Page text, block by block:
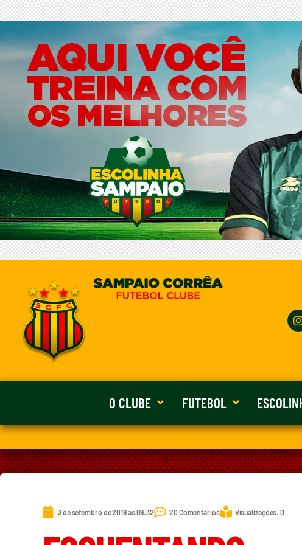
O CLUBE FUTEBOL
3 de setembro de 2019 às 09:32 20 Comentários Visualizações: 0